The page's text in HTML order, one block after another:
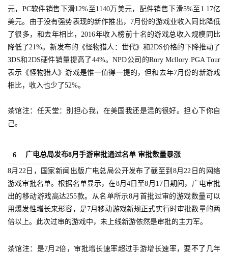
游
戏
0
2
5
十
三
金
奖
7
元，PC软件销售下滑12%至1140万美元，配件销售下滑5%至1.17亿
美元。由于没有强势表现的新作推出，7月份的游戏业收入同比降低
了很多，和去年相比，2016年收入榜前十名的游戏总收入规模同比
降低了21%。新发布的《怪物猎人：世代》和2DS价格的下降推动了
3DS和2DS硬件销量提高了44%。NPD公司的Rory Mcllory PGA Tour
表示《怪物猎人》游戏是惟一值得一提的，但和去年7月份的新游戏
相比，收入也少了52%。
茶馆注：任天堂：别担心我，在美国我还是混的很好。担心下你自
己。
6 广电总局发布8月手游审批通过名单 审批数量暴涨
8月22日，国家新闻出版广电总局公开发布了截至到8月22日的网络
游戏审批名单。根据名单显示，在8月4日至8月17日期间，广电审批
出的移动游戏高达255款。从名单所示8月首批过审的游戏数量可以
用爆发性增长来形容，是7月移动游戏新规正式实行时审批数量的两
倍以上。此次过审的游戏中，未上线新游依然是审批的主力军。
茶馆注：是7月2倍，审批增长速率超过手游增长速率，要不了几年